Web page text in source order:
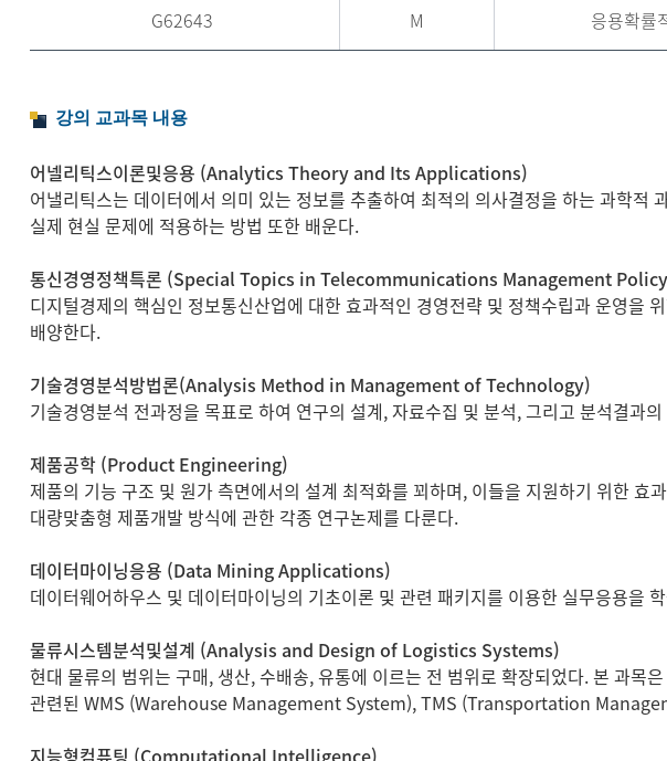
G62643 M 응용확률
강의 교과목 내용
어넬리틱스이론및응용 (Analytics Theory and Its Applications)
어낼리틱스는 데이터에서 의미 있는 정보를 추출하여 최적의 의사결정을 하는 과학
실제 현실 문제에 적용하는 방법 또한 배운다.
통신경영정책특론 (Special Topics in Telecommunications Management
디지털경제의 핵심인 정보통신산업에 대한 효과적인 경영전략 및 정책수립과 운영을
배양한다.
기술경영분석방법론(Analysis Method in Management of Technology)
기술경영분석 전과정을 목표로 하여 연구의 설계, 자료수집 및 분석, 그리고 분석결과
제품공학 (Product Engineering)
제품의 기능 구조 및 원가 측면에서의 설계 최적화를 꾀하며, 이들을 지원하기 위한
대량맞춤형 제품개발 방식에 관한 각종 연구논제를 다룬다.
데이터마이닝응용 (Data Mining Applications)
데이터웨어하우스 및 데이터마이닝의 기초이론 및 관련 패키지를 이용한 실무응용을
물류시스템분석및설계 (Analysis and Design of Logistics Systems)
현대 물류의 범위는 구매, 생산, 수배송, 유통에 이르는 전 범위로 확장되었다. 본 과
관련된 WMS (Warehouse Management System), TMS (Transportation
지능형컴퓨팅 (Computational Intelligence)